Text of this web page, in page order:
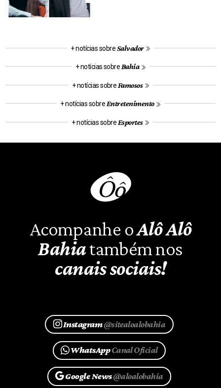
+ notícias sobreSalvador
+ notícias sobre Bahia
+ notícias sobre Famosos
+ notícias sobre Entretenimento
+ notícias sobre Esportes
Acompanhe oAlô Alô
Bahiatambém nos
canais sociais!
Instagram@sitealoalobahia
WhatsAppCanal Oficial
Google News@aloalobahia